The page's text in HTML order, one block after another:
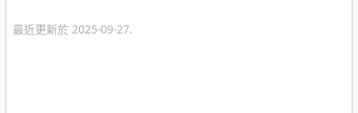
最近更新於 2025-09-27.